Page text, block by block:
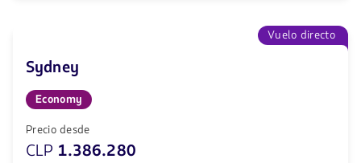
Vuelo directo
Sydney
Economy
Precio desde
CLP 1.386.280